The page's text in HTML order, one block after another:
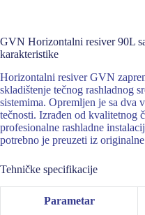
GVN Horizontalni resiver 90L
karakteristike
Horizontalni resiver GVN
skladištenje tečnog rashladnog
sistemima. Opremljen je sa dva
tečnosti. Izrađen od kvalitetnog
profesionalne rashladne
potrebno je preuzeti iz
Tehničke specifikacije
Parametar